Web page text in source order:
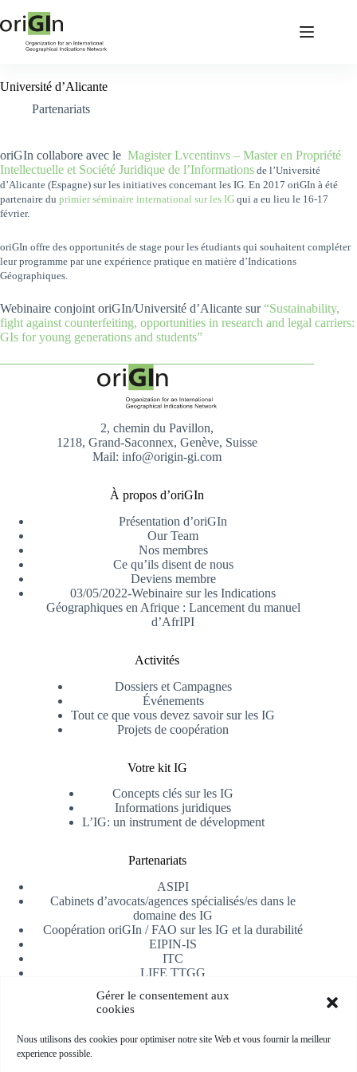
Gérer le consentement aux
cookies
Nous utilisons des cookies pour optimiser notre site Web et vous fournir la meilleur
experience possible.
Université d’Alicante
Partenariats
oriGIn collabore avec le Magister Lvcentinvs – Master en Propriété
Intellectuelle et Société Juridique de l’Informations de l’Université
d’Alicante (Espagne) sur les initiatives concernant les IG. En 2017 oriGIn à été
partenaire du primier séminaire international sur les IG qui a eu lieu le 16-17
février.
oriGIn offre des opportunités de stage pour les étudiants qui souhaitent compléter
leur programme par une expérience pratique en matière d’Indications
Géographiques.
Webinaire conjoint oriGIn/Université d’Alicante sur“Sustainability,
fight against counterfeiting, opportunities in research and legal carriers:
GIs for young generations and students”
2, chemin du Pavillon,
1218, Grand-Saconnex, Genève, Suisse
Mail: info@origin-gi.com
À propos d’oriGIn
Présentation d’oriGIn
Our Team
Nos membres
Ce qu’ils disent de nous
Deviens membre
03/05/2022-Webinaire sur les Indications
Géographiques en Afrique : Lancement du manuel
d’AfrIPI
Activités
Dossiers et Campagnes
Événements
Tout ce que vous devez savoir sur les IG
Projets de coopération
Votre kit IG
Concepts clés sur les IG
Informations juridiques
L’IG: un instrument de dévelopment
Partenariats
ASIPI
Cabinets d’avocats/agences spécialisés/es dans le
domaine des IG
Coopération oriGIn / FAO sur les IG et la durabilité
EIPIN-IS
ITC
LIFE TTGG
AfrIPI
Recevoir notre newsletter